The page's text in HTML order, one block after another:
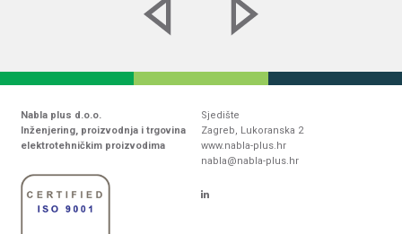
Nabla plus d.o.o.
Inženjering, proizvodnja i trgovina
elektrotehničkim proizvodima
Sjedište
Zagreb, Lukoranska 2
www.nabla-plus.hr
nabla@nabla-plus.hr